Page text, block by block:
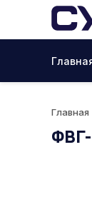
Главная